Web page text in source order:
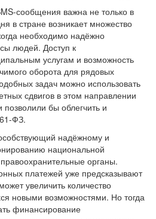
сообщения важна не только в
в стране возникает множество
необходимо надёжно
людей. Доступ к
услугам и возможность
оборота для рядовых
задач можно использовать
сдвигов в этом направлении
позволили бы облегчить и
ФЗ.
надёжному и
национальной
органы.
платежей уже предсказывают
увеличить количество
новыми возможностями. Но тогда
финансирование